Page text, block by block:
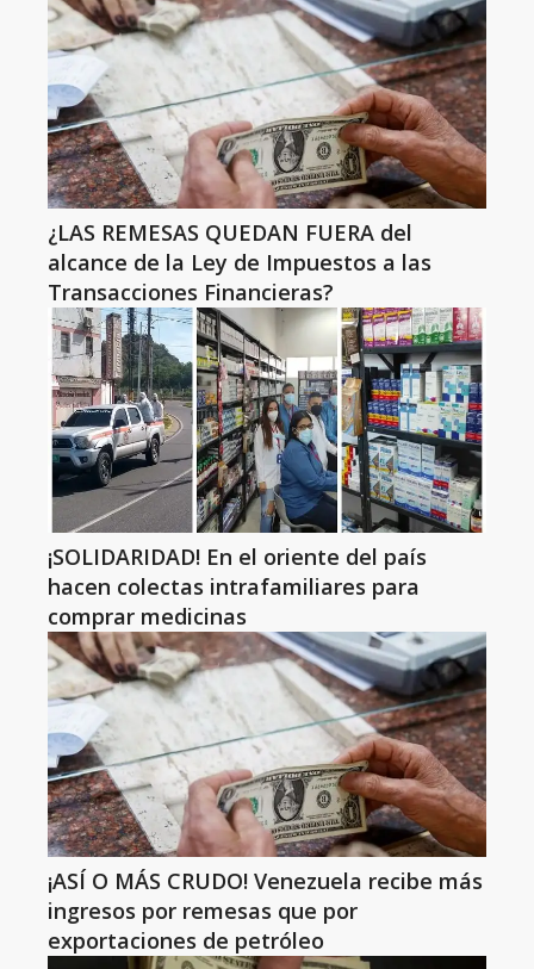
¿LAS REMESAS QUEDAN FUERA del
alcance de la Ley de Impuestos a las
Transacciones Financieras?
¡SOLIDARIDAD! En el oriente del país
hacen colectas intrafamiliares para
comprar medicinas
¡ASÍ O MÁS CRUDO! Venezuela recibe más
ingresos por remesas que por
exportaciones de petróleo